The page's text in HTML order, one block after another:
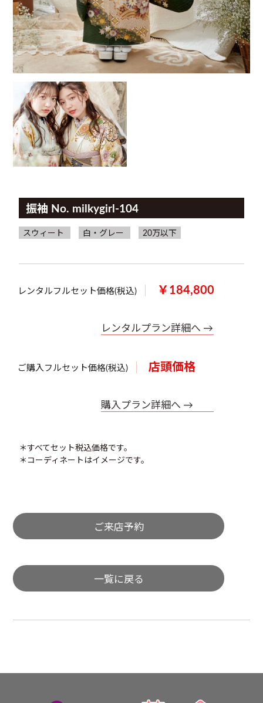
振袖 No. milkygirl-104
スウィート 白・グレー 20万以下
レンタルフルセット価格(税込) ￥184,800
レンタルプラン詳細へ →
ご購入フルセット価格(税込) 店頭価格
購入プラン詳細へ →
＊すべてセット税込価格です。
＊コーディネートはイメージです。
ご来店予約
一覧に戻る